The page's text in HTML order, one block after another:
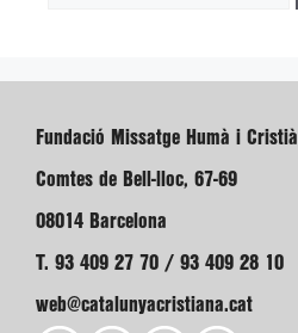
Fundació Missatge Humà i Cristià
Comtes de Bell-lloc, 67-69
08014 Barcelona
T. 93 409 27 70 / 93 409 28 10
web@catalunyacristiana.cat